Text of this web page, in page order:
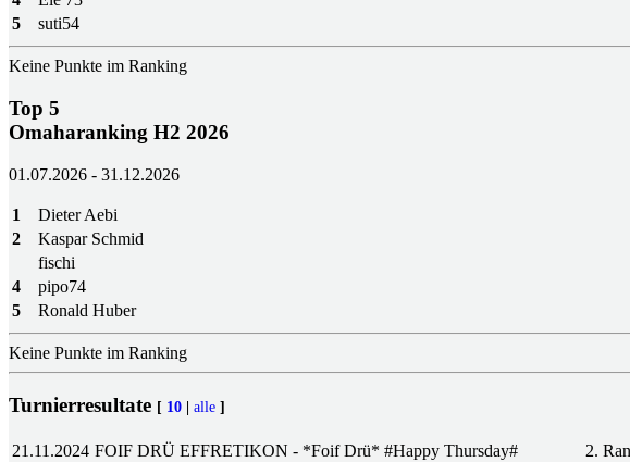
5
suti54
Keine Punkte im Ranking
Top 5
Omaharanking H2 2026
01.07.2026 - 31.12.2026
1 Dieter Aebi
2
Kaspar Schmid
fischi
4
pipo74
5
Ronald Huber
Keine Punkte im Ranking
Turnierresultate [ 10 alle ]
21.11.2024 FOIF DRÜ EFFRETIKON - *Foif Drü* #Happy Thursday# 2.